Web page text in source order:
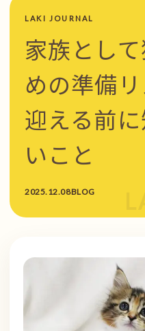
LAKI JOURNAL
家族とし
めの準備リ
迎える前
いこと
2025.12.08BLOG